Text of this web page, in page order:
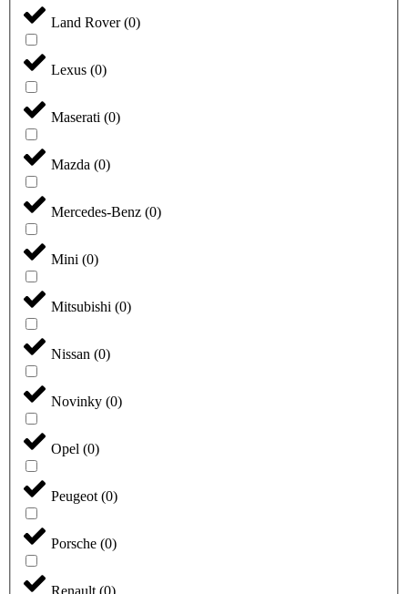
Land Rover(0)
Lexus (0)
Maserati (0)
Mazda (0)
Mercedes-Benz (0)
Mini (0)
Mitsubishi (0)
Nissan (0)
Novinky (0)
Opel (0)
Peugeot (0)
Porsche (0)
Renault (0)